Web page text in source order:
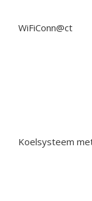
WiFiConn@ct
Koelsysteem